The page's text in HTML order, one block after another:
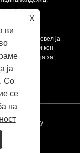
нега
мириси, Одевел ја
насочени кон
решенија за
Privacy Policy
Co.
X
ви
ја
Со
се
на